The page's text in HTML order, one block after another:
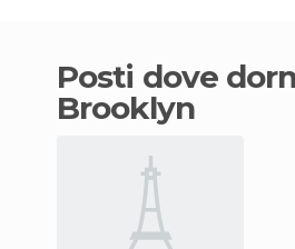
Posti dove dormire a
Brooklyn